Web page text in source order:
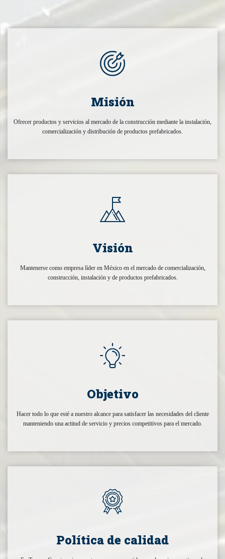
Misión
Ofrecer productos y servicios al mercado de la construcción mediante la instalación,
comercialización y distribución de productos prefabricados.
Visión
Mantenerse como empresa líder en México en el mercado de comercialización,
construcción, instalación y de productos prefabricados.
Objetivo
Hacer todo lo que esté a nuestro alcance para satisfacer las necesidades del cliente
manteniendo una actitud de servicio y precios competitivos para el mercado.
Política de calidad